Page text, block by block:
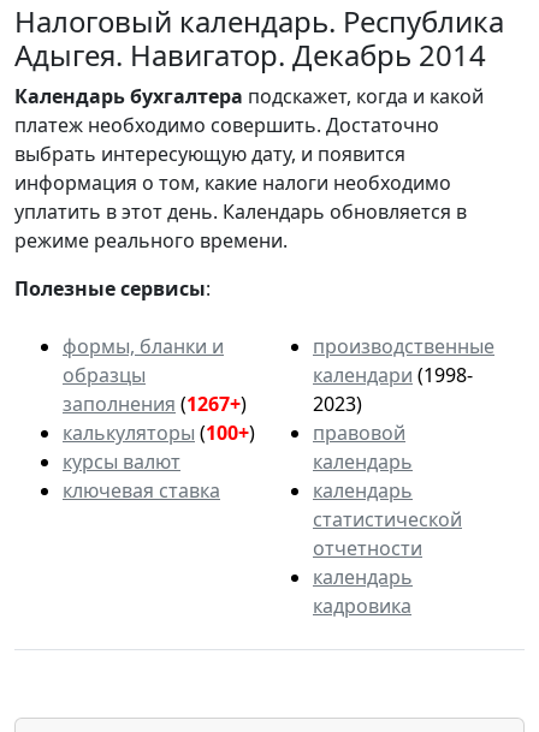
Налоговый календарь. Республика
Адыгея. Навигатор. Декабрь 2014
Календарьбухгалтера подскажет, когда и какой
платеж необходимо совершить. Достаточно
выбрать интересующую дату, и появится
информация о том, какие налоги необходимо
уплатить в этот день. Календарь обновляется в
режиме реального времени.
Полезные сервисы:
формы, бланки и
образцы
заполнения (1267+)
калькуляторы (100+)
курсы валют
ключевая ставка
производственные
календари (1998-
2023)
правовой
календарь
календарь
статистической
отчетности
календарь
кадровика